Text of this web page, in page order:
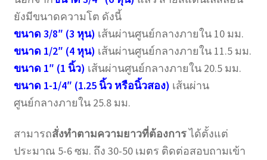
ยังมีขนาดความโต ดังนี้
ขนาด 3/8″ (3 หุน) เส้นผ่านศูนย์กลางภายใน 10 มม.
ขนาด 1/2″ (4 หุน) เส้นผ่านศูนย์กลางภายใน 11.5 มม.
ขนาด 1″ (1 นิ้ว) เส้นผ่านศูนย์กลางภายใน 20.5 มม.
ขนาด 1-1/4″ (1.25 นิ้ว หรือนิ้วสอง) เส้นผ่าน
ศูนย์กลางภายใน 25.8 มม.
สามารถสั่งทำตามความยาวที่ต้องการได้ตั้งแต่
ประมาณ 5-6 ซม. ถึง 30-50 เมตร ติดต่อสอบถามเข้า